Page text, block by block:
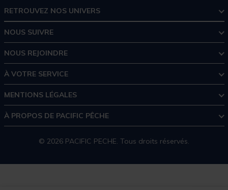
RETROUVEZ NOS UNIVERS
NOUS SUIVRE
NOUS REJOINDRE
À VOTRE SERVICE
MENTIONS LÉGALES
À PROPOS DE PACIFIC PÊCHE
© 2026 PACIFIC PECHE. Tous droits réservés.